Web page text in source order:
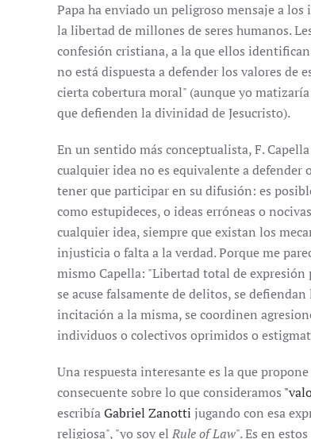
Papa ha enviado un peligroso mensaje a
la libertad de millones de seres humanos.
confesión cristiana, a la que ellos
no está dispuesta a defender los valores de
cierta cobertura moral" (aunque yo
que defienden la divinidad de Jesucristo).
En un sentido más conceptualista, F.
cualquier idea no es equivalente a defender
tener que participar en su difusión: es
como estupideces, o ideas erróneas o
cualquier idea, siempre que existan los
injusticia o falta a la verdad. Porque me
mismo Capella: "Libertad total de
se acuse falsamente de delitos, se
incitación a la misma, se coordinen
individuos o colectivos oprimidos o
Una respuesta interesante es la que
consecuente sobre lo que consideramos
escribíaGabriel Zanotti jugando con esa
religiosa", "yo soy el Rule of Law". Es en